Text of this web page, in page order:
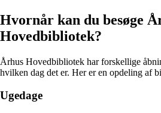
Hvornår kan du besøge
Hovedbibliotek?
Århus Hovedbibliotek har forskellige
hvilken dag det er. Her er en opdeling af
Ugedage